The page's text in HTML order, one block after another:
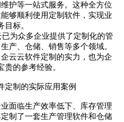
护等一站式服务。这种全方位
够顺利使用定制软件，实现业
目标。
为众多企业提供了定制化的管
产、仓储、销售等多个领域。
云云软件定制的实力，也为企
贵的参考经验。
定制的实际应用案例
面临生产效率低下、库存管理
制了一套生产管理软件和仓储